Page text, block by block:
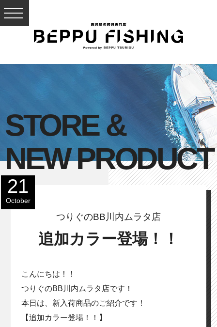
STORE &
NEW PRODUCT
21
October
つりぐのBB川内ムラタ店
追加カラー登場！！
こんにちは！！
つりぐのBB川内ムラタ店です！
本日は、新入荷商品のご紹介です！
【追加カラー登場！！】